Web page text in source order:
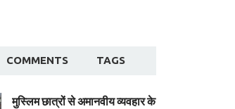
COMMENTS TAGS
मुस्लिम छात्रों से अमानवीय व्यवहार के